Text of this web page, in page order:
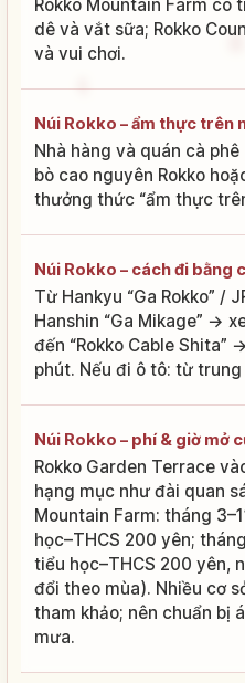
Rokko Mountain Farm
dê và vắt sữa; Rokko
và vui chơi.
Núi Rokko – ẩm thực trên
Nhà hàng và quán cà
bò cao nguyên Rokko
thưởng thức “ẩm thực
Núi Rokko – cách đi bằng
Từ Hankyu “Ga Rokko” /
Hanshin “Ga Mikage” →
đến “Rokko Cable Shita”
phút. Nếu đi ô tô: từ
Núi Rokko – phí & giờ mở
Rokko Garden Terrace
hạng mục như đài quan
Mountain Farm: tháng
học–THCS 200 yên;
tiểu học–THCS 200 yên,
đổi theo mùa). Nhiều cơ
tham khảo; nên chuẩn bị
mưa.